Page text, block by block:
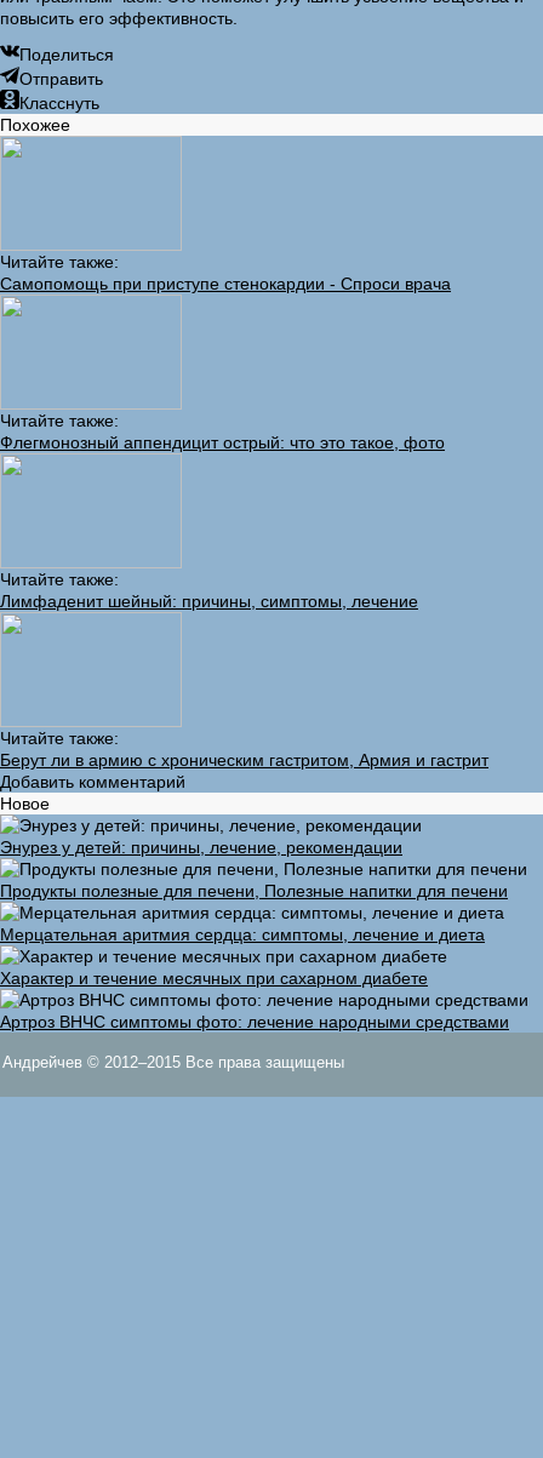
повысить его эффективность.
Поделиться
Отправить
Класснуть
Похожее
Читайте также:
Самопомощь при приступе стенокардии - Спроси врача
Читайте также:
Флегмонозный аппендицит острый: что это такое, фото
Читайте также:
Лимфаденит шейный: причины, симптомы, лечение
Читайте также:
Берут ли в армию с хроническим гастритом, Армия и гастрит
Добавить комментарий
Новое
Энурез у детей: причины, лечение, рекомендации
Продукты полезные для печени, Полезные напитки для печени
Мерцательная аритмия сердца: симптомы, лечение и диета
Характер и течение месячных при сахарном диабете
Артроз ВНЧС симптомы фото: лечение народными средствами
Андрейчев © 2012–2015 Все права защищены